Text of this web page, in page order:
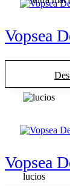
lucios
Vopsea
Vopsea